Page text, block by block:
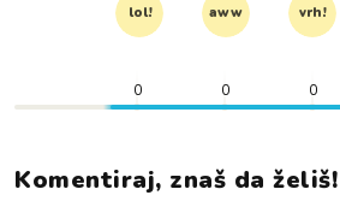
lol! aww vrh!
0 0 0
Komentiraj, znaš da želiš!